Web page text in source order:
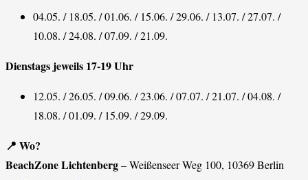
04.05. / 18.05. / 01.06. / 15.06. / 29.06. / 13.07. / 27.07. /
10.08. / 24.08. / 07.09. / 21.09.
Dienstags jeweils 17-19 Uhr
12.05. / 26.05. / 09.06. / 23.06. / 07.07. / 21.07. / 04.08. /
18.08. / 01.09. / 15.09. / 29.09.
📍 Wo?
BeachZone Lichtenberg– Weißenseer Weg 100, 10369 Berlin